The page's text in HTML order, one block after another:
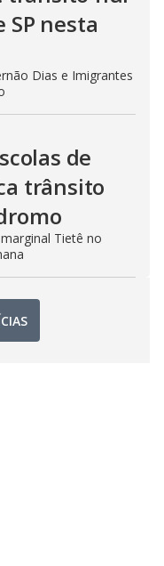
SP nesta
Dias e Imigrantes
de
trânsito
Tietê no